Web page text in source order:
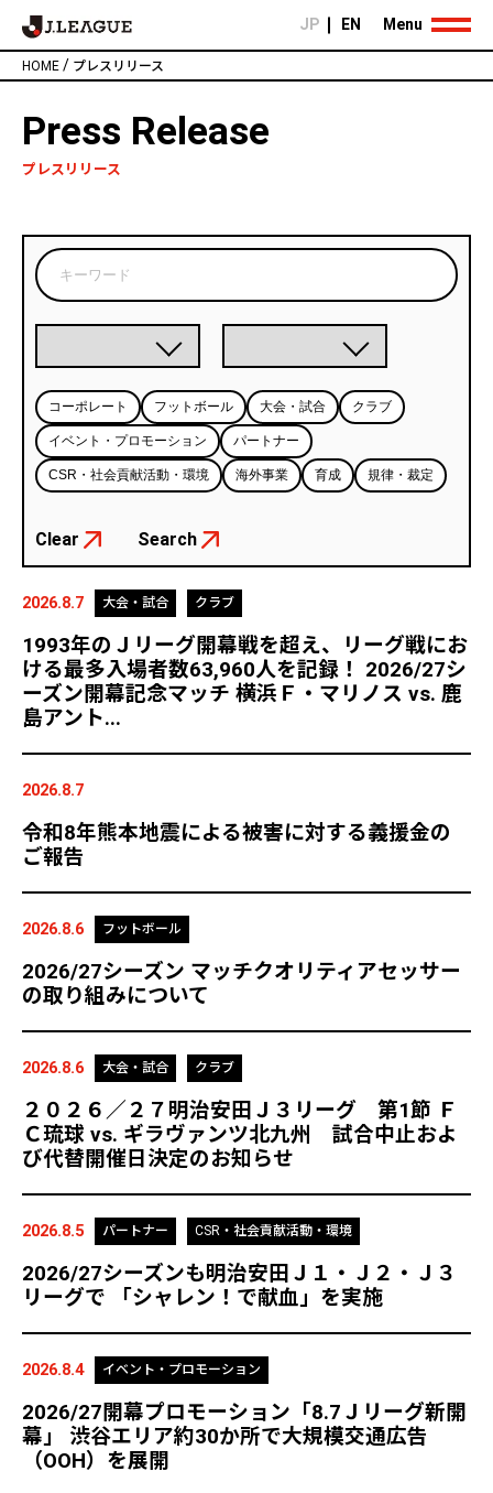
JP EN
HOME / プレスリリース
Menu
Press Release
プレスリリース
コーポレート フットボール 大会・試合 クラブ
イベント・プロモーション パートナー
CSR・社会貢献活動・環境 海外事業 育成 規律・裁定
Clear Search
2026.8.7 大会・試合 クラブ
1993年のＪリーグ開幕戦を超え、リーグ戦にお
ける最多入場者数63,960人を記録！ 2026/27シ
ーズン開幕記念マッチ 横浜Ｆ・マリノス vs. 鹿
島アント...
2026.8.7
令和8年熊本地震による被害に対する義援金の
ご報告
2026.8.6 フットボール
2026/27シーズン マッチクオリティアセッサー
の取り組みについて
2026.8.6 大会・試合 クラブ
２０２６／２７明治安田Ｊ３リーグ 第1節 Ｆ
Ｃ琉球 vs. ギラヴァンツ北九州 試合中止およ
び代替開催日決定のお知らせ
2026.8.5 パートナー CSR・社会貢献活動・環境
2026/27シーズンも明治安田Ｊ１・Ｊ２・Ｊ３
リーグで 「シャレン！で献血」を実施
2026.8.4 イベント・プロモーション
2026/27開幕プロモーション「8.7Ｊリーグ新開
幕」 渋谷エリア約30か所で大規模交通広告
（OOH）を展開